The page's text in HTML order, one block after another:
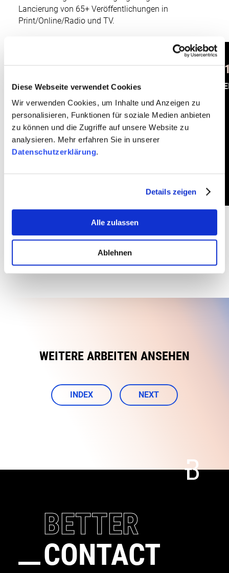
Diese Webseite verwendet Cookies
Wir verwenden Cookies, um Inhalte und Anzeigen zu
personalisieren, Funktionen für soziale Medien anbieten
zu können und die Zugriffe auf unsere Website zu
analysieren. Mehr erfahren Sie in unserer
Datenschutzerklärung.
Details zeigen
Alle zulassen
Ablehnen
Lancierung von 65+ Veröffentlichungen in
Print/Online/Radio und TV.
65+
REDAKTIONELLE ARTIKEL
WEITERE ARBEITEN ANSEHEN
INDEX NEXT
BETTER
CONTACT